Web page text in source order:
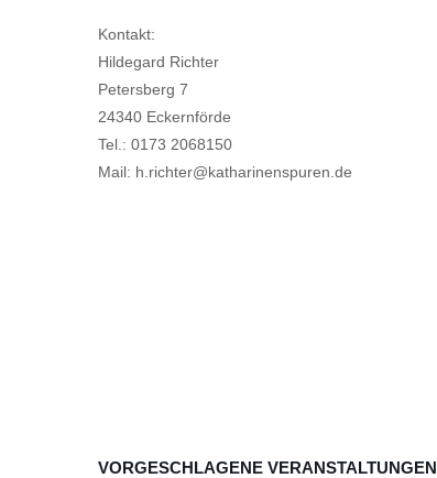
Kontakt:
Hildegard Richter
Petersberg 7
24340 Eckernförde
Tel.: 0173 2068150
Mail: h.richter@katharinenspuren.de
VORGESCHLAGENE VERANSTALTUNGEN